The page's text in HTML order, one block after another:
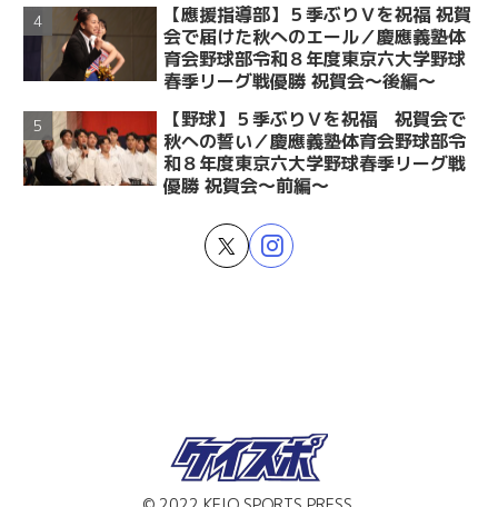
【應援指導部】５季ぶりＶを祝福 祝賀
会で届けた秋へのエール／慶應義塾体
育会野球部令和８年度東京六大学野球
春季リーグ戦優勝 祝賀会～後編～
【野球】５季ぶりＶを祝福 祝賀会で
秋への誓い／慶應義塾体育会野球部令
和８年度東京六大学野球春季リーグ戦
優勝 祝賀会～前編～